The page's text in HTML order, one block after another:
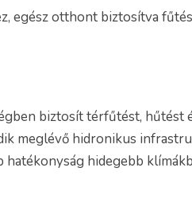
egész otthont biztosítva
biztosít térfűtést, hűtést
meglévő hidronikus
hatékonyság hidegebb